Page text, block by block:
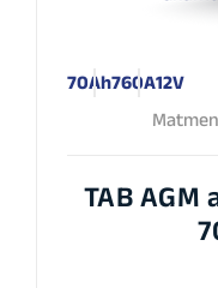
70Ah760A12V
TAB AGM